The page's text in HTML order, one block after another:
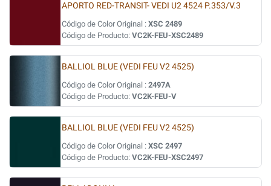
APORTO RED-TRANSIT- VEDI U2 4524 P.353/V.3
Código de Color Original : XSC 2489
Código de Producto: VC2K-FEU-XSC2489
BALLIOL BLUE (VEDI FEU V2 4525)
Código de Color Original : 2497A
Código de Producto: VC2K-FEU-V
BALLIOL BLUE (VEDI FEU V2 4525)
Código de Color Original : XSC 2497
Código de Producto: VC2K-FEU-XSC2497